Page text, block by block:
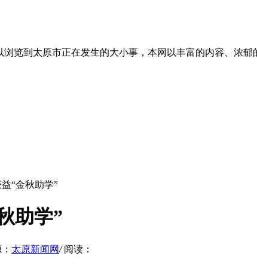
览到太原市正在发生的大小事，本网以丰富的内容、浓郁
“金秋助学”
助学”
太原新闻网/ 阅读：